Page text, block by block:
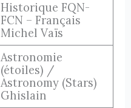
Historique FQN-
FCN – Français
Michel Vaïs
Astronomie
(étoiles) /
Astronomy (Stars)
Ghislain